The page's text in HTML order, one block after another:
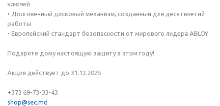
ключей
• Долговечный дисковый механизм, созданный для десятилетий
работы
• Европейский стандарт безопасности от мирового лидера ABLOY
Подарите дому настоящую защиту в этом году!
Акция действует до 31.12.2025
+373 69-73-33-43
shop@sec.md